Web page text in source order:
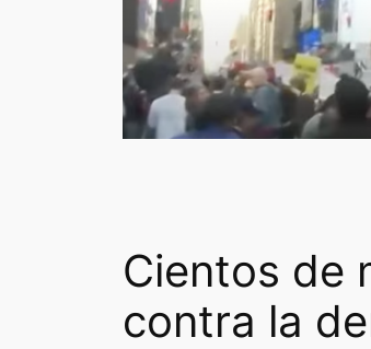
Cientos de
contra la